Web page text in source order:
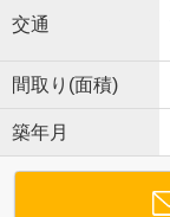
交通
間取り(面積)
築年月